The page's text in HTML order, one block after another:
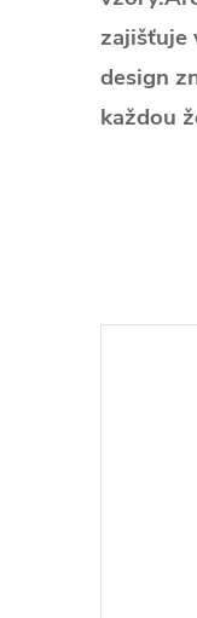
zajišťuje
design
každou